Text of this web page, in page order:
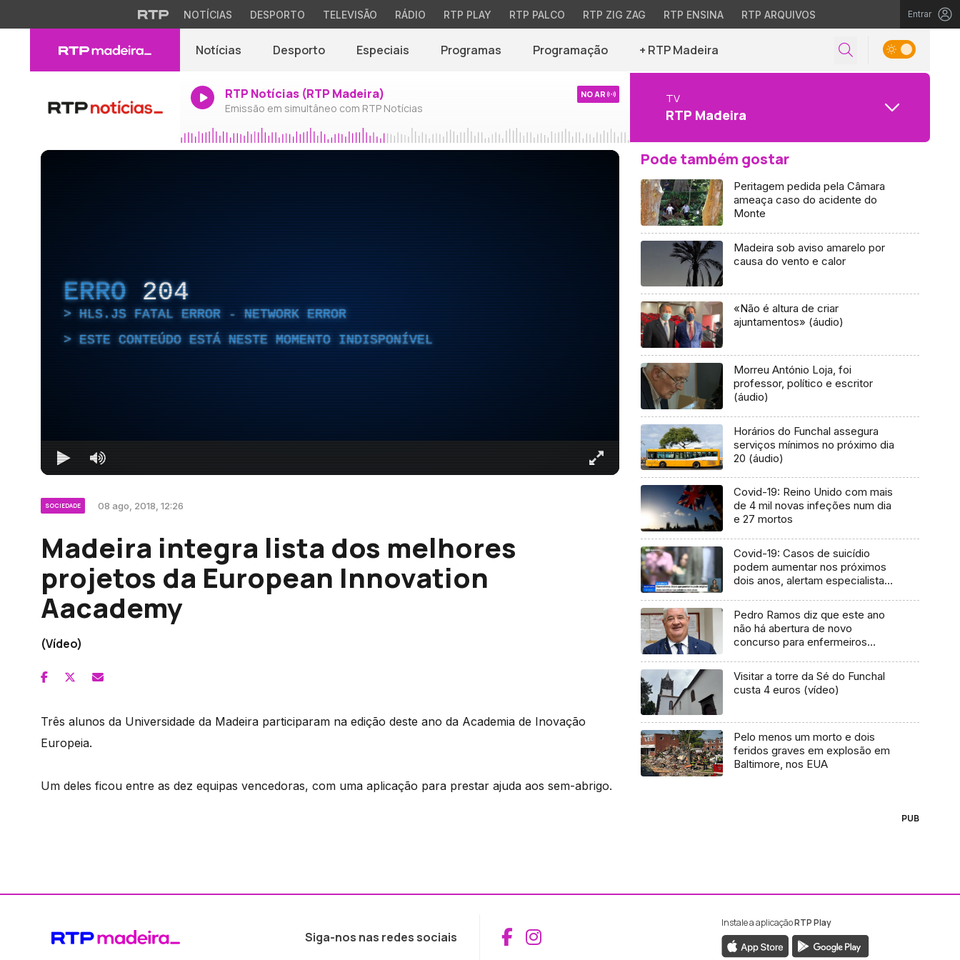
NOTÍCIAS DESPORTO TELEVISÃO RÁDIO RTP PLAY RTP PALCO RTP ZIG ZAG RTP ENSINA RTP ARQUIVOS Entrar
Notícias Desporto Especiais Programas Programação + RTP Madeira
RTP Notícias (RTP Madeira)
Emissão em simultâneo com RTP Notícias
NO AR TV
RTP Madeira
ERRO 204
HLS.JS FATAL ERROR - NETWORK ERROR
ESTE CONTEÚDO ESTÁ NESTE MOMENTO INDISPONÍVEL
SOCIEDADE 08 ago, 2018, 12:26
Madeira integra lista dos melhores
projetos da European Innovation
Aacademy
(Vídeo)
Três alunos da Universidade da Madeira participaram na edição deste ano da Academia de Inovação
Europeia.
Um deles ficou entre as dez equipas vencedoras, com uma aplicação para prestar ajuda aos sem-abrigo.
Pode também gostar
Peritagem pedida pela Câmara
ameaça caso do acidente do
Monte
Madeira sob aviso amarelo por
causa do vento e calor
«Não é altura de criar
ajuntamentos» (áudio)
Morreu António Loja, foi
professor, político e escritor
(áudio)
Horários do Funchal assegura
serviços mínimos no próximo dia
20 (áudio)
Covid-19: Reino Unido com mais
de 4 mil novas infeções num dia
e 27 mortos
Covid-19: Casos de suicídio
podem aumentar nos próximos
dois anos, alertam especialistas
Pedro Ramos diz que este ano
não há abertura de novo
concurso para enfermeiros
Visitar a torre da Sé do Funchal
custa 4 euros (vídeo)
Pelo menos um morto e dois
feridos graves em explosão em
Baltimore, nos EUA
PUB
Siga-nos nas redes sociais Aceder ao Facebook da RTP Madeira
Aceder ao Instagram da RTP Madeira
Instale a aplicaçãoRTP Play